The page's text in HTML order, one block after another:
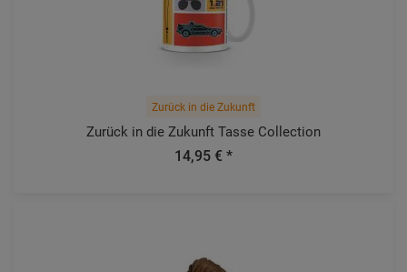
Zurück in die Zukunft
Zurück in die Zukunft Tasse Collection
14,95 € *